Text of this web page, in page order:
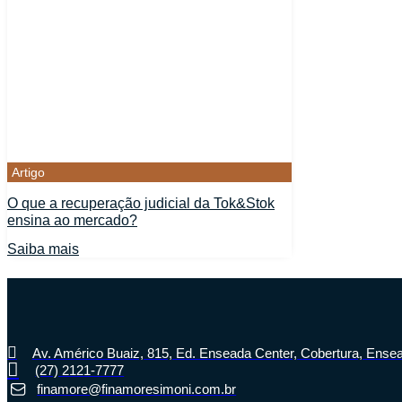
Artigo
O que a recuperação judicial da Tok&Stok
ensina ao mercado?
Saiba mais
Av. Américo Buaiz, 815, Ed. Enseada Center, Cobertura,
(27) 2121-7777
finamore@finamoresimoni.com.br